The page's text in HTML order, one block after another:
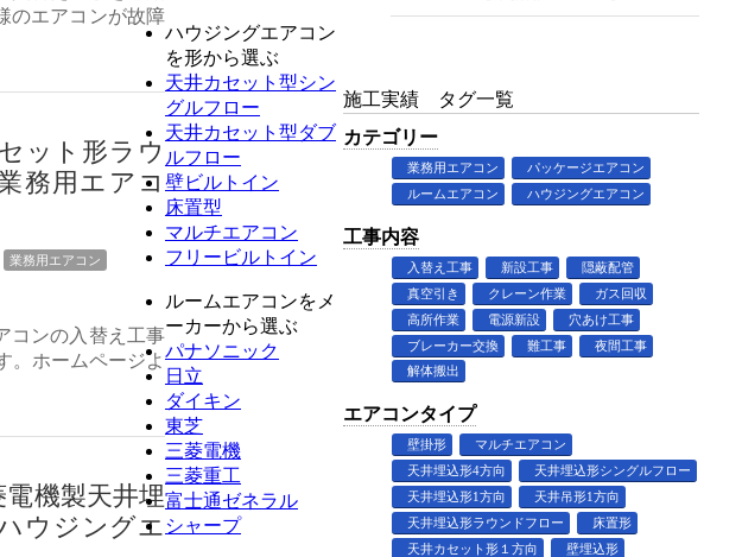
のエアコンが故障
ット形ラウ
務用エアコ
業務用エアコン
コンの入替え工事
。ホームページよ
機製天井埋
ウジングエ
施工実績 タグ一覧
カテゴリー
業務用エアコン
パッケージエアコン
ルームエアコン
ハウジングエアコン
工事内容
入替え工事 新設工事
隠蔽配管
真空引き
クレーン作業
ガス回収
高所作業
電源新設
穴あけ工事
ブレーカー交換
難工事
夜間工事
解体搬出
エアコンタイプ
壁掛形
マルチエアコン
天井埋込形4方向
天井埋込形シングルフロー
天井埋込形1方向
天井吊形1方向
天井埋込形ラウンドフロー
床置形
天井カセット形１方向
壁埋込形
ハウジングエアコン
を形から選ぶ
天井カセット型シン
グルフロー
天井カセット型ダブ
ルフロー
壁ビルトイン
床置型
マルチエアコン
フリービルトイン
ルームエアコンをメ
ーカーから選ぶ
パナソニック
日立
ダイキン
東芝
三菱電機
三菱重工
富士通ゼネラル
シャープ